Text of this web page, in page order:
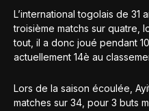
L’international togolais de 31
troisième matchs sur quatre,
tout, il a donc joué pendant
actuellement 14è au
Lors de la saison écoulée,
matches sur 34, pour 3 buts